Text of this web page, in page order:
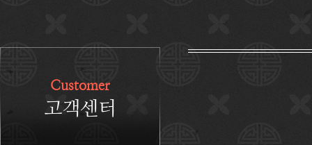
Customer
고객센터